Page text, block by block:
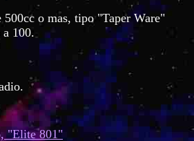
500cc o mas, tipo "Taper Ware"
100.
"Elite 801"